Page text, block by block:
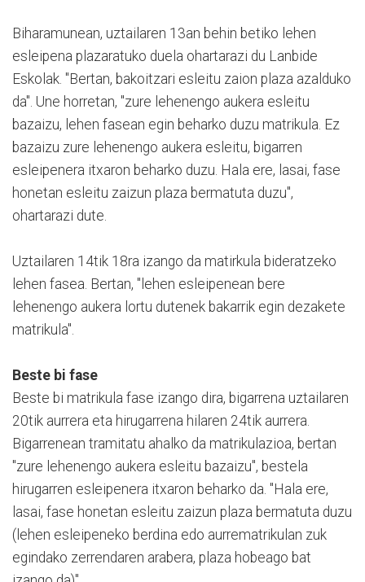
Biharamunean, uztailaren 13an behin betiko lehen
esleipena plazaratuko duela ohartarazi du Lanbide
Eskolak. "Bertan, bakoitzari esleitu zaion plaza azalduko
da". Une horretan, "zure lehenengo aukera esleitu
bazaizu, lehen fasean egin beharko duzu matrikula. Ez
bazaizu zure lehenengo aukera esleitu, bigarren
esleipenera itxaron beharko duzu. Hala ere, lasai, fase
honetan esleitu zaizun plaza bermatuta duzu",
ohartarazi dute.
Uztailaren 14tik 18ra izango da matirkula bideratzeko
lehen fasea. Bertan, "lehen esleipenean bere
lehenengo aukera lortu dutenek bakarrik egin dezakete
matrikula".
Beste bi fase
Beste bi matrikula fase izango dira, bigarrena uztailaren
20tik aurrera eta hirugarrena hilaren 24tik aurrera.
Bigarrenean tramitatu ahalko da matrikulazioa, bertan
"zure lehenengo aukera esleitu bazaizu", bestela
hirugarren esleipenera itxaron beharko da. "Hala ere,
lasai, fase honetan esleitu zaizun plaza bermatuta duzu
(lehen esleipeneko berdina edo aurrematrikulan zuk
egindako zerrendaren arabera, plaza hobeago bat